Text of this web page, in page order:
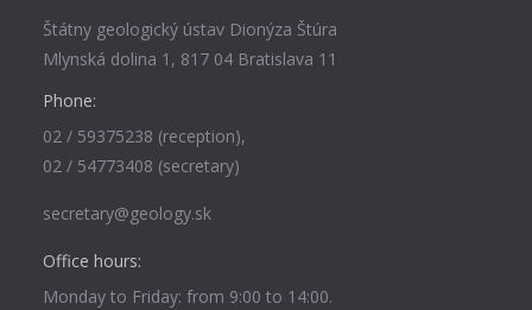
Štátny geologický ústav Dionýza Štúra
Mlynská dolina 1, 817 04 Bratislava 11
Phone:
02 / 59375238 (reception),
02 / 54773408 (secretary)
secretary@geology.sk
Office hours:
Monday to Friday: from 9:00 to 14:00.